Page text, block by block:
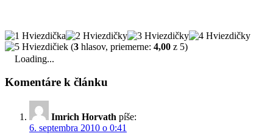
(3 hlasov, priemerne: 4,00 z 5)
Loading...
Komentáre k článku
Imrich Horvath píše:
6. septembra 2010 o 0:41